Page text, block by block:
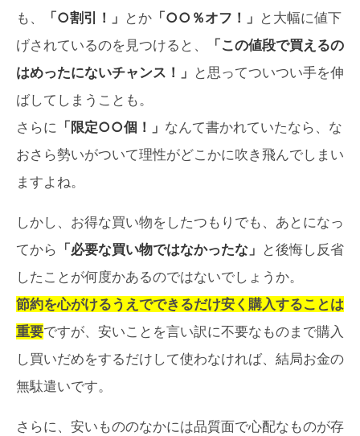
も、
「○割引！」 とか 「○○％オフ！」 と大幅に値下
げされているのを見つけると、
「この値段で買えるの
はめったにないチャンス！」 と思ってついつい手を伸
ばしてしまうことも。
さらに 「限定○○個！」 なんて書かれていたなら、な
おさら勢いがついて理性がどこかに吹き飛んでしまい
ますよね。
しかし、お得な買い物をしたつもりでも、あとになっ
てから 「必要な買い物ではなかったな」 と後悔し反省
したことが何度かあるのではないでしょうか。
節約を心がけるうえでできるだけ安く購入することは
重要ですが、安いことを言い訳に不要なものまで購入
し買いだめをするだけして使わなければ、結局お金の
無駄遣いです。
さらに、安いもののなかには品質面で心配なものが存